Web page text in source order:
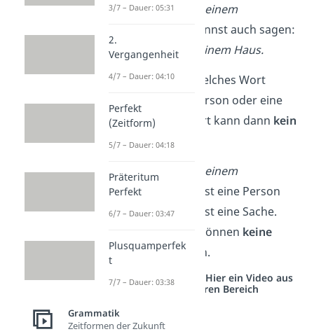
Leonwohnt
in einem
Du kannst auch sagen:
Ichwohne
in einem Haus.
Oder du fragst: Welches Wort
beschreibt eine Person oder eine
Sache? Dieses Wort kann dann kein
Tunwortsein.
Leon
in einem
Haus.
Leon ist eine Person
und das Haus ist eine Sache.
Diese Wörter können keine
Tunwörtersein.
Studyflix vernetzt: Hier ein Video aus
einem anderen Bereich
3/7 – Dauer: 05:31
2.
Vergangenheit
4/7 – Dauer: 04:10
Perfekt
(Zeitform)
5/7 – Dauer: 04:18
Präteritum
Perfekt
6/7 – Dauer: 03:47
Plusquamperfek
t
7/7 – Dauer: 03:38
Grammatik
Zeitformen der Zukunft